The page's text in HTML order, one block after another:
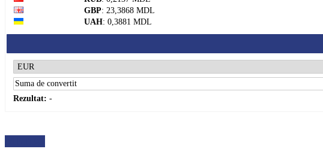
GBP: 23,3868 MDL
UAH: 0,3881 MDL
Rezultat: -